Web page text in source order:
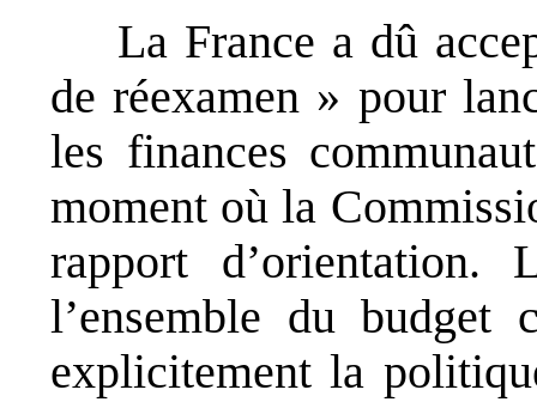
La France a dû
de réexamen » pour
les finances
moment où la
rapport d’orientation.
l’ensemble du budget
explicitement la